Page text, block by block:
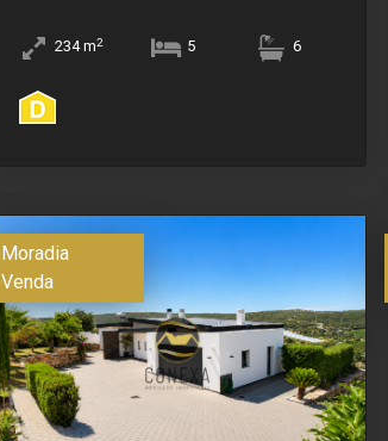
234m2 5 6
Moradia
Venda